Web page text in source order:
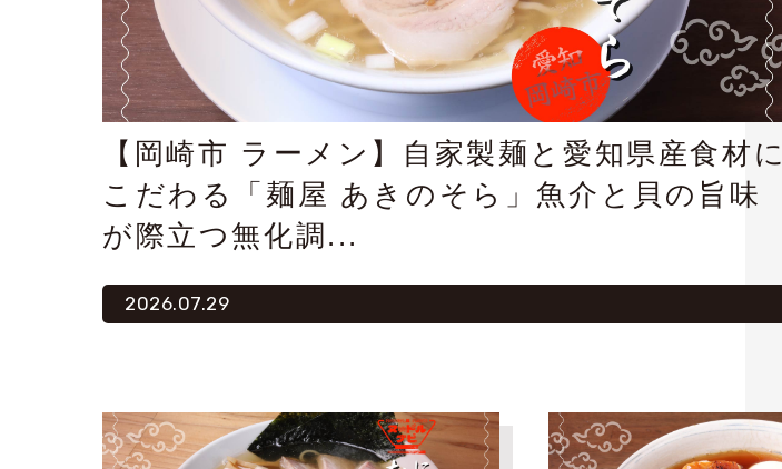
【岡崎市 ラーメン】自家製麺と愛知県産食材に
こだわる「麺屋 あきのそら」魚介と貝の旨味
が際立つ無化調...
2026.07.29